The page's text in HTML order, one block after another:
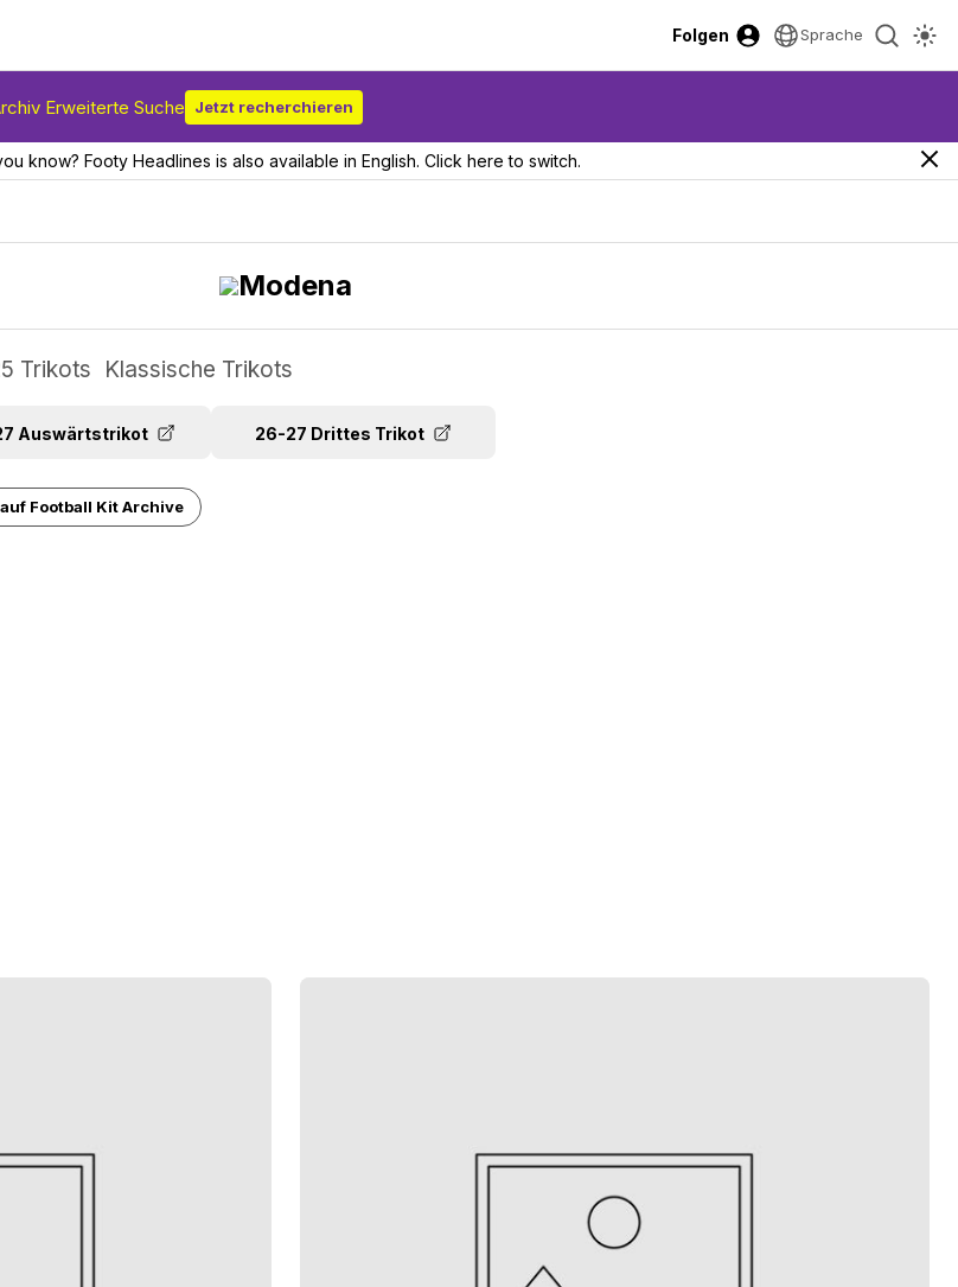
Folgen Sprache
Erweiterte Suche Jetzt recherchieren
know? Footy Headlines is also available in English. Click here to switch.
Modena
Trikots Klassische Trikots
Auswärtstrikot 26-27 Drittes Trikot
Football Kit Archive